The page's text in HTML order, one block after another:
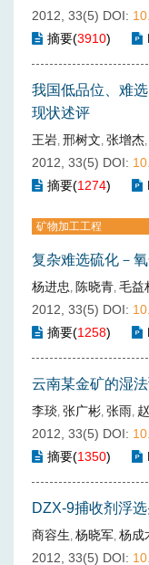
2012, 33(5) DOI:
摘要(3910)
我国低品位、难
现状述评
王岩, 邢树文, 张增杰,
2012, 33(5) DOI:
摘要(1274)
矿物加工工程
复杂难选硫化－
杨进忠, 陈晓青, 毛益
2012, 33(5) DOI:
摘要(1258)
云南某金矿的湿
李琰, 张广彬, 张雨,
2012, 33(5) DOI:
摘要(1350)
DZX-9捕收剂浮
商容生, 杨晓军, 杨成
2012, 33(5) DOI: